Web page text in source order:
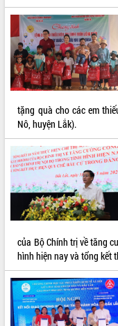
Nam Anh hùng” và trao Huân
Lao động
UBND tỉnh Đắk Lắk triển khai
vụ 6 tháng cuối năm 2026
Kỳ họp thứ Hai, Hội đồng
tỉnh khóa XI quyết nghị nhiều
quan trọng
Bí thư Tỉnh ủy Lương Nguyễn
Triết thăm, tặng quà người
cách mạng
văn hóa, thể thao đáp ứng yêu
phát triển mới
Thường trực HĐND tỉnh Đắk
ALBUM ẢNH
tặng quà cho các em
Nô, huyện Lắk).
của Bộ Chính trị về tăng
hình hiện nay và tổng kết